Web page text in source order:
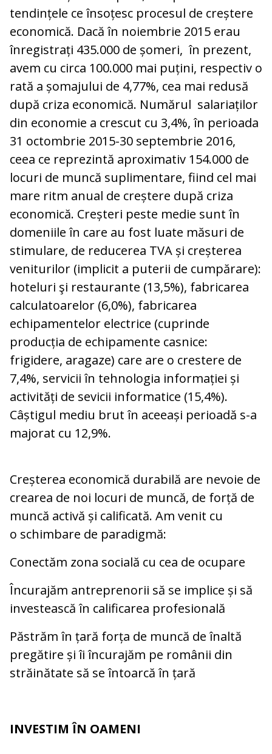
tendințele ce însoțesc procesul de creștere
economică. Dacă în noiembrie 2015 erau
înregistrați 435.000 de șomeri, în prezent,
avem cu circa 100.000 mai puțini, respectiv o
rată a șomajului de 4,77%, cea mai redusă
după criza economică. Numărul salariaților
din economie a crescut cu 3,4%, în perioada
31 octombrie 2015-30 septembrie 2016,
ceea ce reprezintă aproximativ 154.000 de
locuri de muncă suplimentare, fiind cel mai
mare ritm anual de creștere după criza
economică. Creșteri peste medie sunt în
domeniile în care au fost luate măsuri de
stimulare, de reducerea TVA și creșterea
veniturilor (implicit a puterii de cumpărare):
hoteluri şi restaurante (13,5%), fabricarea
calculatoarelor (6,0%), fabricarea
echipamentelor electrice (cuprinde
producția de echipamente casnice:
frigidere, aragaze) care are o crestere de
7,4%, servicii în tehnologia informației și
activități de sevicii informatice (15,4%).
Câștigul mediu brut în aceeași perioadă s-a
majorat cu 12,9%.
Creșterea economică durabilă are nevoie de
crearea de noi locuri de muncă, de forță de
muncă activă și calificată. Am venit cu
o schimbare de paradigmă:
Conectăm zona socială cu cea de ocupare
Încurajăm antreprenorii să se implice și să
investească în calificarea profesională
Păstrăm în țară forța de muncă de înaltă
pregătire și îi încurajăm pe românii din
străinătate să se întoarcă în țară
INVESTIM ÎN OAMENI